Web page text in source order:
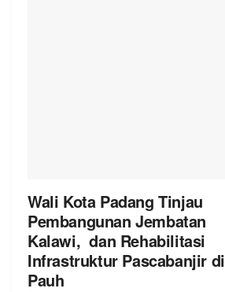
Wali Kota Padang Tinjau
Pembangunan Jembatan
Kalawi, dan Rehabilitasi
Infrastruktur Pascabanjir di
Pauh